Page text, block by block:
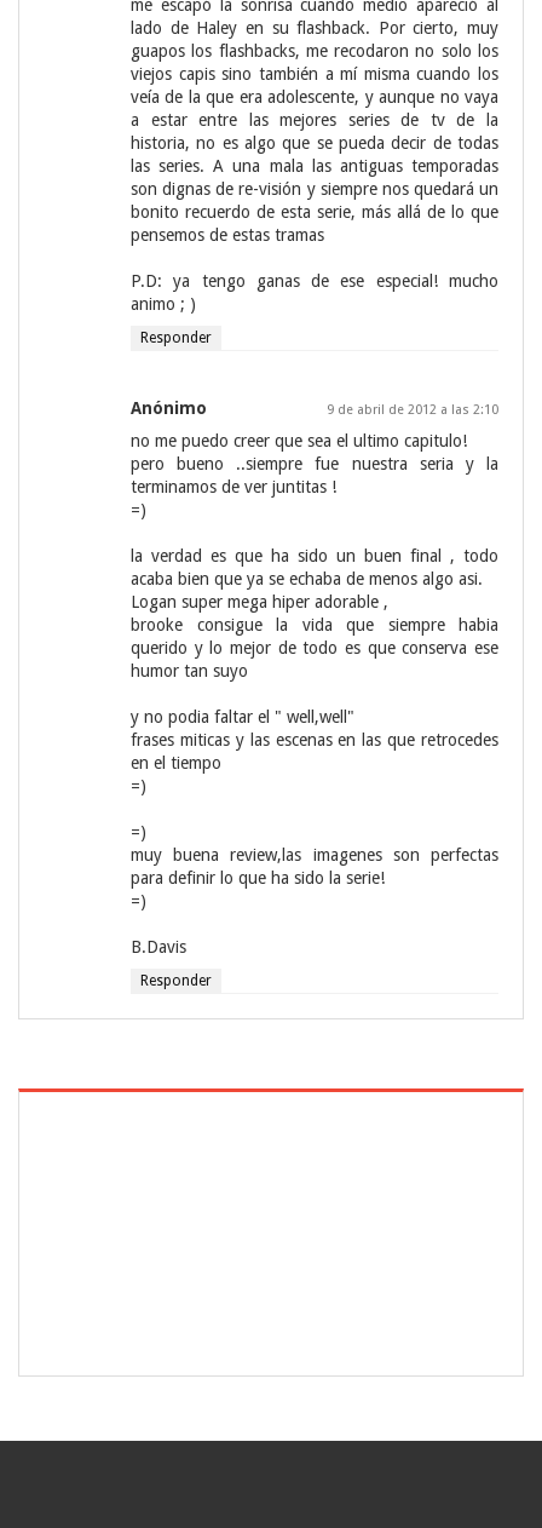
me escapó la sonrisa cuando medio apareció al
lado de Haley en su flashback. Por cierto, muy
guapos los flashbacks, me recodaron no solo los
viejos capis sino también a mí misma cuando los
veía de la que era adolescente, y aunque no vaya
a estar entre las mejores series de tv de la
historia, no es algo que se pueda decir de todas
las series. A una mala las antiguas temporadas
son dignas de re-visión y siempre nos quedará un
bonito recuerdo de esta serie, más allá de lo que
pensemos de estas tramas
P.D: ya tengo ganas de ese especial! mucho
animo ; )
Responder
Anónimo 9 de abril de 2012 a las 2:10
no me puedo creer que sea el ultimo capitulo!
pero bueno ..siempre fue nuestra seria y la
terminamos de ver juntitas !
=)
la verdad es que ha sido un buen final , todo
acaba bien que ya se echaba de menos algo asi.
Logan super mega hiper adorable ,
brooke consigue la vida que siempre habia
querido y lo mejor de todo es que conserva ese
humor tan suyo
y no podia faltar el " well,well"
frases miticas y las escenas en las que retrocedes
en el tiempo
=)
=)
muy buena review,las imagenes son perfectas
para definir lo que ha sido la serie!
=)
B.Davis
Responder